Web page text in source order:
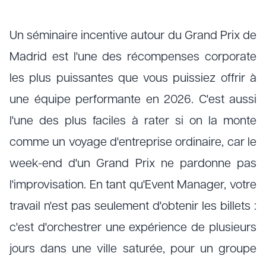
Un séminaire incentive autour du Grand Prix de
Madrid est l'une des récompenses corporate
les plus puissantes que vous puissiez offrir à
une équipe performante en 2026. C'est aussi
l'une des plus faciles à rater si on la monte
comme un voyage d'entreprise ordinaire, car le
week-end d'un Grand Prix ne pardonne pas
l'improvisation. En tant qu'Event Manager, votre
travail n'est pas seulement d'obtenir les billets :
c'est d'orchestrer une expérience de plusieurs
jours dans une ville saturée, pour un groupe